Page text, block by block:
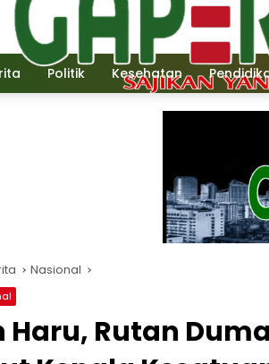
Politik Kesehatan
Nasional
Haru, Rutan